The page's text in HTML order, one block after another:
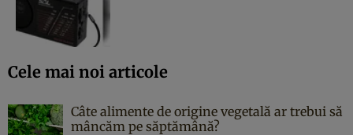
Cele mai noi articole
Câte alimente de origine vegetală ar trebui să
mâncăm pe săptămână?